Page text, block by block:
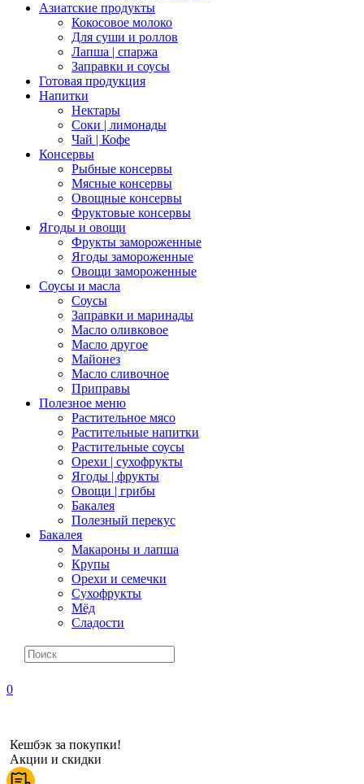
Азиатские продукты
Кокосовое молоко
Для суши и роллов
Лапша | спаржа
Заправки и соусы
Готовая продукция
Напитки
Нектары
Соки | лимонады
Чай | Кофе
Консервы
Рыбные консервы
Мясные консервы
Овощные консервы
Фруктовые консервы
Ягоды и овощи
Фрукты замороженные
Ягоды замороженные
Овощи замороженные
Соусы и масла
Соусы
Заправки и маринады
Масло оливковое
Масло другое
Майонез
Масло сливочное
Приправы
Полезное меню
Растительное мясо
Растительные напитки
Растительные соусы
Орехи | сухофрукты
Ягоды | фрукты
Овощи | грибы
Бакалея
Полезный перекус
Бакалея
Макароны и лапша
Крупы
Орехи и семечки
Сухофрукты
Мёд
Сладости
0
Кешбэк за покупки!
Акции и скидки